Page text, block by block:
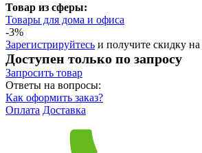
Товар из сферы:
Товары для дома и офиса
-3%
Зарегистрируйтесь и получите скидку
Доступен только по запросу
Запросить товар
Ответы на вопросы:
Как оформить заказ?
Оплата Доставка